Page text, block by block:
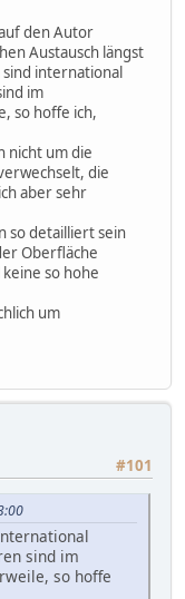
den Autor
Austausch längst
international
im
so hoffe ich,
nicht um die
die
aber sehr
so detailliert sein
Oberfläche
so hohe
um
#101
sind im
so hoffe